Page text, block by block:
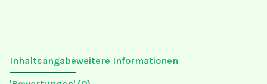
Inhaltsangabeweitere Informationen